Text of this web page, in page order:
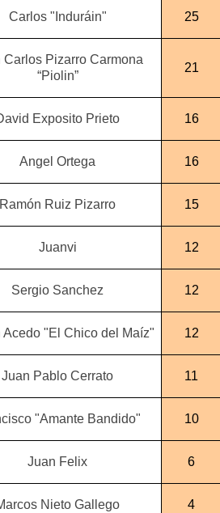
Carlos "Induráin" 25
Carlos Pizarro Carmona
“Piolin”
21
Exposito Prieto 16
Angel Ortega 16
Ramón Ruiz Pizarro 15
Juanvi 12
Sergio Sanchez 12
Acedo "El Chico del Maíz" 12
Juan Pablo Cerrato 11
"Amante Bandido" 10
Juan Felix 6
Nieto Gallego 4